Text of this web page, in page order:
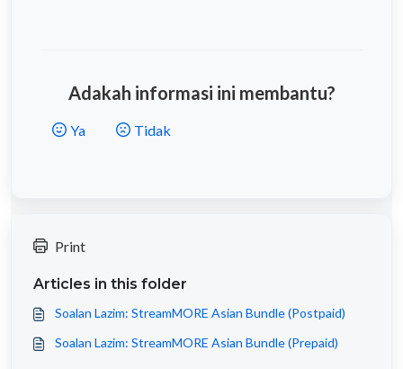
Adakah informasi ini membantu?
Tidak
Ya
Print
Articles in this folder
Soalan Lazim: StreamMORE Asian Bundle (Postpaid)
Soalan Lazim: StreamMORE Asian Bundle (Prepaid)